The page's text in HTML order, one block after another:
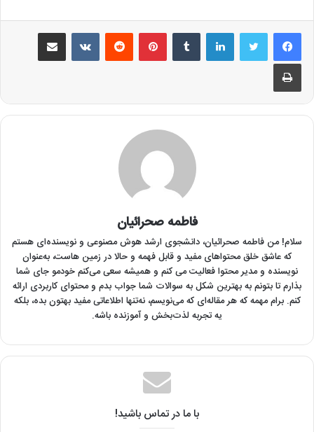
لینکدین ‫تامبلر ‫پین‌ترست‫رددیت ‫VKontakteاشتراک گذاری از طریق ایمیل
چاپ
فاطمه صحرائیان
سلام! من فاطمه صحرائیان‌، دانشجوی ارشد هوش مصنوعی و نویسنده‌ای هستم
که عاشق خلق محتواهای مفید و قابل فهمه و حالا در زمین هاست، به‌عنوان
نویسنده و مدیر محتوا فعالیت می کنم و همیشه سعی می‌کنم خودمو جای شما
بذارم تا بتونم به بهترین شکل به سوالات شما جواب بدم و محتوای کاربردی ارائه
کنم. برام مهمه که هر مقاله‌ای که می‌نویسم، نه‌تنها اطلاعاتی مفید بهتون بده، بلکه
یه تجربه لذت‌بخش و آموزنده باشه.
با ما در تماس باشید!